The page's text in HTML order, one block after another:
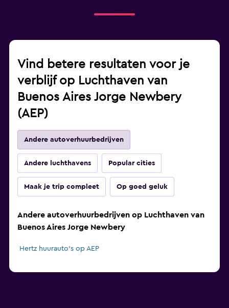
Vind betere resultaten voor je
verblijf op Luchthaven van
Buenos Aires Jorge Newbery
(AEP)
Andere autoverhuurbedrijven
Andere luchthavens Popular cities
Maak je trip compleet Op goed geluk
Andere autoverhuurbedrijven op Luchthaven van
Buenos Aires Jorge Newbery
Hertz huurauto's op AEP